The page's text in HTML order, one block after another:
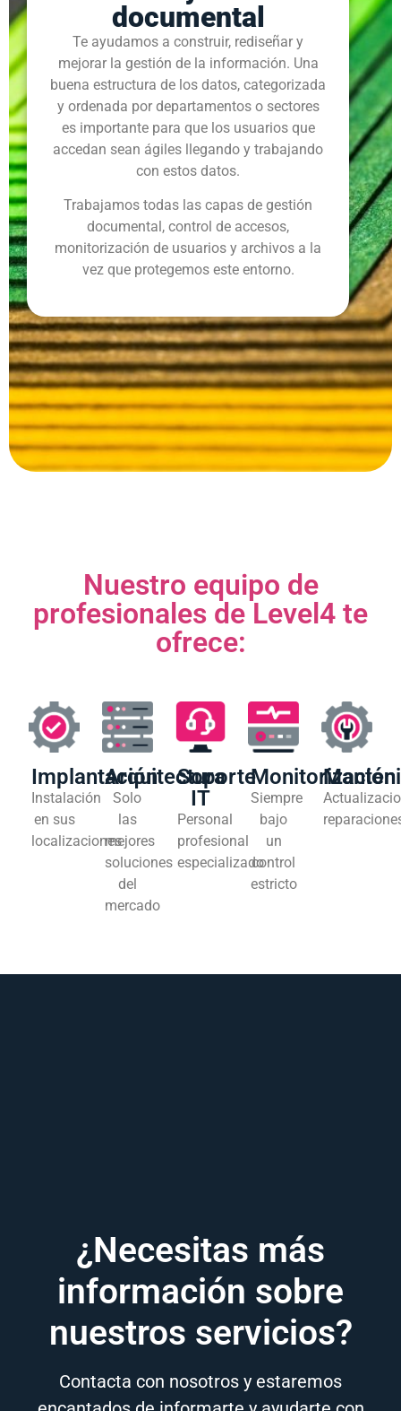
documental
Te ayudamos a construir, rediseñar y
mejorar la gestión de la información. Una
buena estructura de los datos, categorizada
y ordenada por departamentos o sectores
es importante para que los usuarios que
accedan sean ágiles llegando y trabajando
con estos datos.
Trabajamos todas las capas de gestión
documental, control de accesos,
monitorización de usuarios y archivos a la
vez que protegemos este entorno.
Nuestro equipo de
profesionales de Level4 te
ofrece:
Implantación
Instalación
en sus
localizaciones
Arquitectura
Solo
las
mejores
soluciones
del
mercado
Soporte
IT
Personal
profesional
especializado
Monitorización
Siempre
bajo
un
control
estricto
¿Necesitas más
información sobre
nuestros servicios?
Contacta con nosotros y estaremos